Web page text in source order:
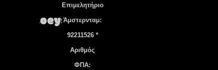
Επιμελητήριο
Άμστερνταμ:
92211526 *
Αριθμός
ΦΠΑ: